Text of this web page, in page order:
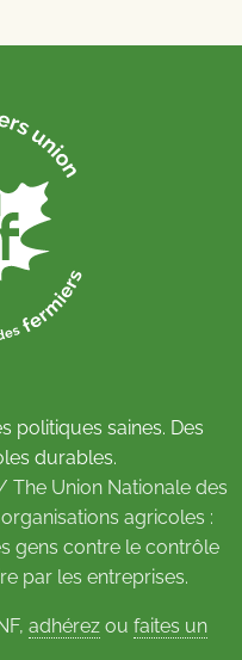
politiques saines. Des
durables.
The Union Nationale des
agricoles :
gens contre le contrôle
par les entreprises.
adhérezou faites un